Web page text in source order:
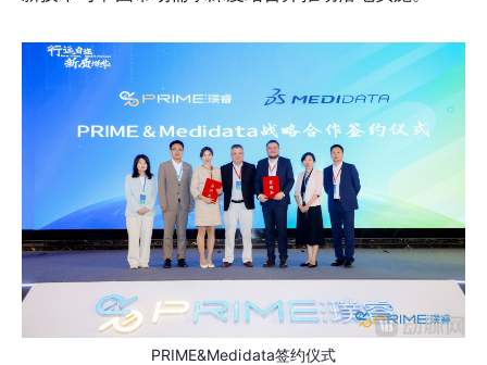
PRIME&Medidata签约仪式